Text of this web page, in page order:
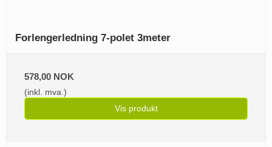
Forlengerledning 7-polet 3meter
578,00 NOK
(inkl. mva.)
Vis produkt